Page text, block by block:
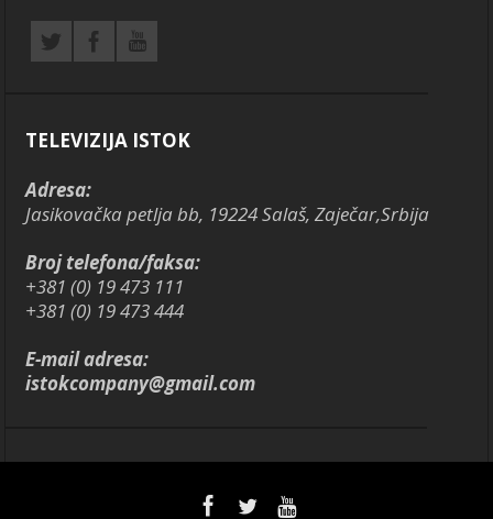
TELEVIZIJA ISTOK
Adresa:
Jasikovačka petlja bb, 19224 Salaš, Zaječar,Srbija
Broj telefona/faksa:
+381 (0) 19 473 111
+381 (0) 19 473 444
E-mail adresa:
istokcompany@gmail.com